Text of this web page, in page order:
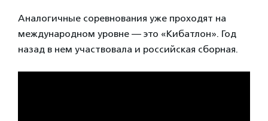
Аналогичные соревнования уже проходят на
международном уровне — это «Кибатлон». Год
назад в нем участвовала и российская сборная.